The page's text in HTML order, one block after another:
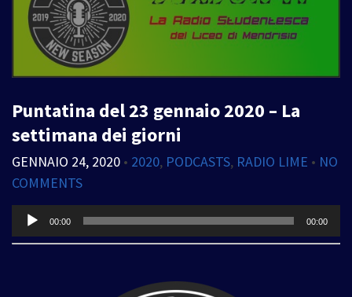
Puntatina del 23 gennaio 2020 – La
settimana dei giorni
GENNAIO 24, 2020 • 2020, PODCASTS, RADIO LIME • NO
COMMENTS
Audio
Player
00:00 00:00